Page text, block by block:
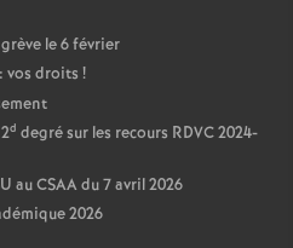
le 6 février
vos droits !
d degré sur les recours RDVC 2024-
au CSAA du 7 avril 2026
2026